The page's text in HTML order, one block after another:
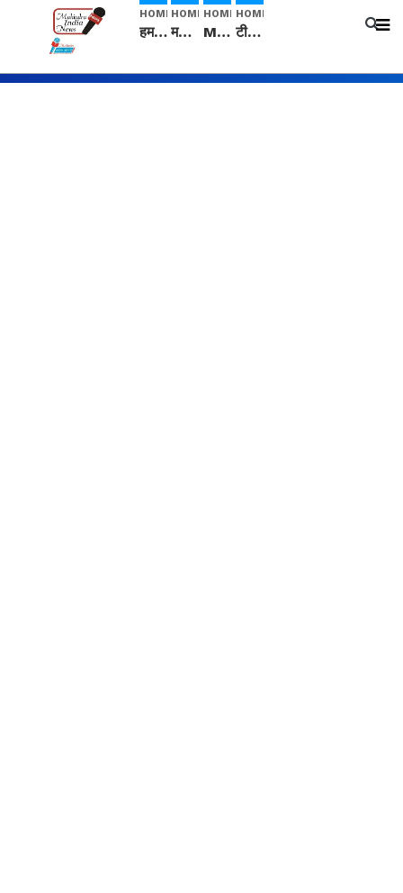
HOME
हम सनातनी..." सांसद kangana Ranaut से क्या बोली लड़की? Viral Jantar-Mantar | CJP protest
HOME
मनीषा हत्याकांड: हत्या, आत्महत्या या कोई बड़ा राज? | Full Story | Josh Haryana
HOME
Mangalsutra: हिंदू धर्म में शादी के बाद मंगलसूत्र क्यों पहनती है महिलाएं, किसने शुरु की ये परंपरा
HOME
टीम बीकेई ने एग्रीकल्चर ग्रेड की यूरिया खाद गट्टों में बदलकर टेक्निकल ग्रेड में बेचने वालों पर करवाई कार्रवाई: लखविंदर सिंह औलख